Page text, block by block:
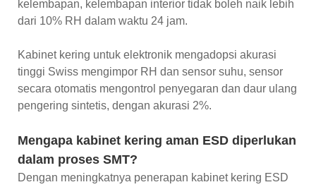
kelembapan, kelembapan interior tidak boleh naik lebih
dari 10% RH dalam waktu 24 jam.
Kabinet kering untuk elektronik mengadopsi akurasi
tinggi Swiss mengimpor RH dan sensor suhu, sensor
secara otomatis mengontrol penyegaran dan daur ulang
pengering sintetis, dengan akurasi 2%.
Mengapa kabinet kering aman ESD diperlukan
dalam proses SMT?
Dengan meningkatnya penerapan kabinet kering ESD